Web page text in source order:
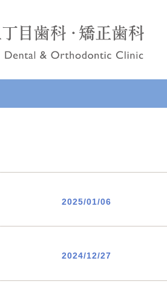
入れ歯・ブリッジ
イン
2025/01/06
2024/12/27